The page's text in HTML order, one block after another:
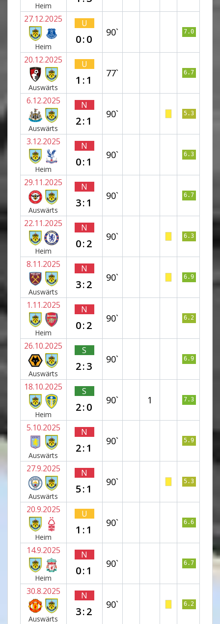
Heim
27.12.2025
Heim
U
0:0
90` 7.0
20.12.2025
Auswärts
U
1:1
77` 6.7
6.12.2025
Auswärts
N
2:1
90` 5.3
3.12.2025
Heim
N
0:1
90` 6.3
29.11.2025
Auswärts
N
3:1
90` 6.7
22.11.2025
Heim
N
0:2
90` 6.3
8.11.2025
Auswärts
N
3:2
90` 6.9
1.11.2025
Heim
N
0:2
90` 6.2
26.10.2025
Auswärts
S
2:3
90` 6.9
18.10.2025
Heim
S
2:0
90` 1 7.3
5.10.2025
Auswärts
N
2:1
90` 5.9
27.9.2025
Auswärts
N
5:1
90` 5.3
20.9.2025
Heim
U
1:1
90` 6.6
14.9.2025
Heim
N
0:1
90` 6.7
30.8.2025
Auswärts
N
3:2
90` 6.2